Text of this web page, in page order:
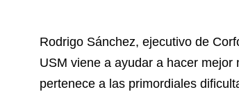
Rodrigo Sánchez, ejecutivo de
USM viene a ayudar a hacer
pertenece a las primordiales